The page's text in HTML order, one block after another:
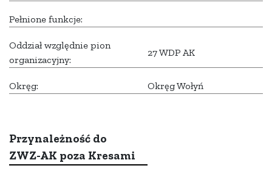
Pełnione funkcje:
Oddział względnie pion
organizacyjny:
27 WDP AK
Okręg: Okręg Wołyń
Przynależność do
ZWZ-AK poza Kresami